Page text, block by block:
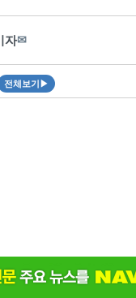
자✉
전체보기 ▶